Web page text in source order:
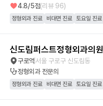
4.8/5점(리뷰 96)
정형외과 진료 비대면 진료 토요일 진료
신도림퍼스트정형외과의원
구로역서울 구로구 신도림동
정형외과전문의
정형외과 진료 비대면 진료 토요일 진료